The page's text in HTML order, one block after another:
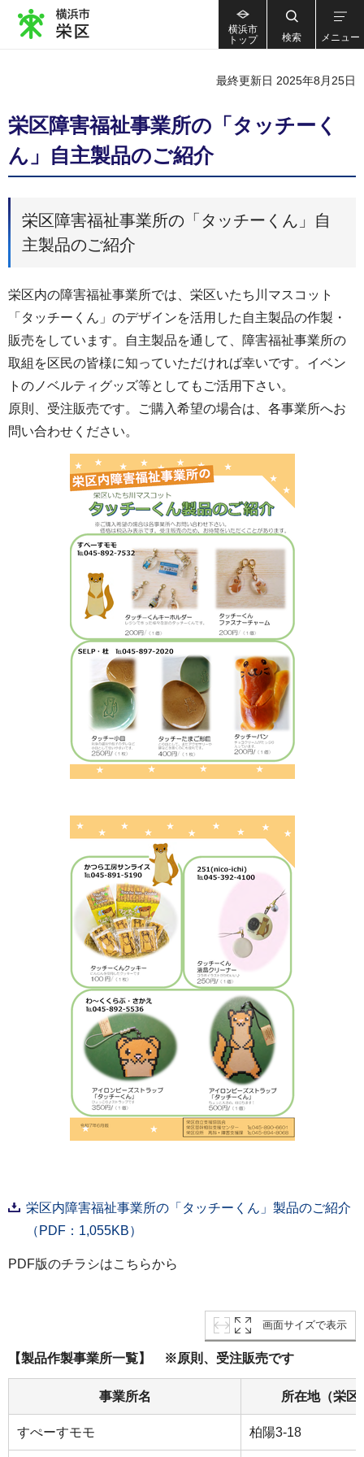
横浜市
トップ
検索 メニュー
最終更新日 2025年8月25日
栄区障害福祉事業所の「タッチーく
ん」自主製品のご紹介
栄区障害福祉事業所の「タッチーくん」自
主製品のご紹介
栄区内の障害福祉事業所では、栄区いたち川マスコット
「タッチーくん」のデザインを活用した自主製品の作製・
販売をしています。自主製品を通して、障害福祉事業所の
取組を区民の皆様に知っていただければ幸いです。イベン
トのノベルティグッズ等としてもご活用下さい。
原則、受注販売です。ご購入希望の場合は、各事業所へお
問い合わせください。
栄区内障害福祉事業所の「タッチーくん」製品のご紹介
（PDF：1,055KB）
PDF版のチラシはこちらから
画面サイズで表示
【製品作製事業所一覧】 ※原則、受注販売です
事業所名 所在地（栄区
すぺーすモモ 柏陽3-18